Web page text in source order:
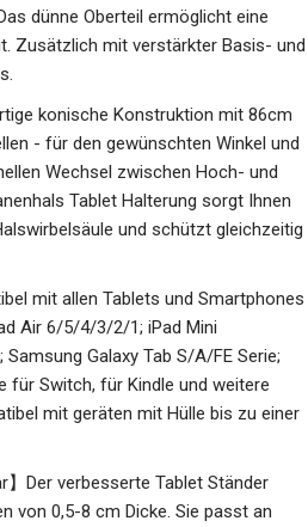
dünne Oberteil ermöglicht eine
Zusätzlich mit verstärkter Basis- und
konische Konstruktion mit 86cm
- für den gewünschten Winkel und
Wechsel zwischen Hoch- und
Tablet Halterung sorgt Ihnen
und schützt gleichzeitig
mit allen Tablets und Smartphones
Air 6/5/4/3/2/1; iPad Mini
Galaxy Tab S/A/FE Serie;
für Switch, für Kindle und weitere
mit geräten mit Hülle bis zu einer
】Der verbesserte Tablet Ständer
von 0,5-8 cm Dicke. Sie passt an